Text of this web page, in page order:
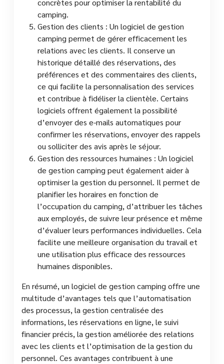
concrètes pour optimiser la rentabilité du
camping.
Gestion des clients : Un logiciel de gestion
camping permet de gérer efficacement les
relations avec les clients. Il conserve un
historique détaillé des réservations, des
préférences et des commentaires des clients,
ce qui facilite la personnalisation des services
et contribue à fidéliser la clientèle. Certains
logiciels offrent également la possibilité
d’envoyer des e-mails automatiques pour
confirmer les réservations, envoyer des rappels
ou solliciter des avis après le séjour.
Gestion des ressources humaines : Un logiciel
de gestion camping peut également aider à
optimiser la gestion du personnel. Il permet de
planifier les horaires en fonction de
l’occupation du camping, d’attribuer les tâches
aux employés, de suivre leur présence et même
d’évaluer leurs performances individuelles. Cela
facilite une meilleure organisation du travail et
une utilisation plus efficace des ressources
humaines disponibles.
En résumé, un logiciel de gestion camping offre une
multitude d’avantages tels que l’automatisation
des processus, la gestion centralisée des
informations, les réservations en ligne, le suivi
financier précis, la gestion améliorée des relations
avec les clients et l’optimisation de la gestion du
personnel. Ces avantages contribuent à une